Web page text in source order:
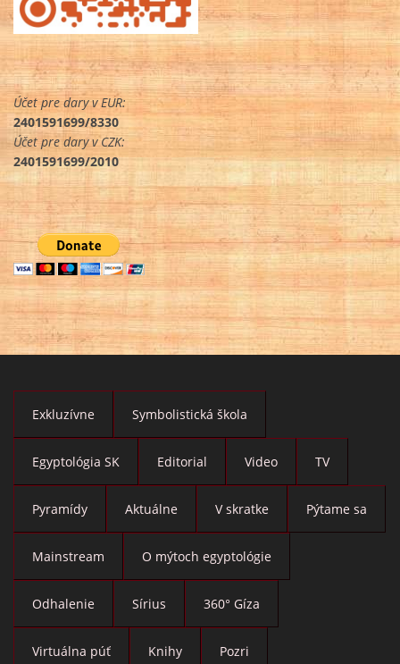
Účet pre dary v EUR:
2401591699/8330
Účet pre dary v CZK:
2401591699/2010
Exkluzívne Symbolistická škola
Egyptológia SK Editorial Video TV
Pyramídy Aktuálne V skratke Pýtame sa
Mainstream O mýtoch egyptológie
Odhalenie Sírius 360° Gíza
Virtuálna púť Knihy Pozri